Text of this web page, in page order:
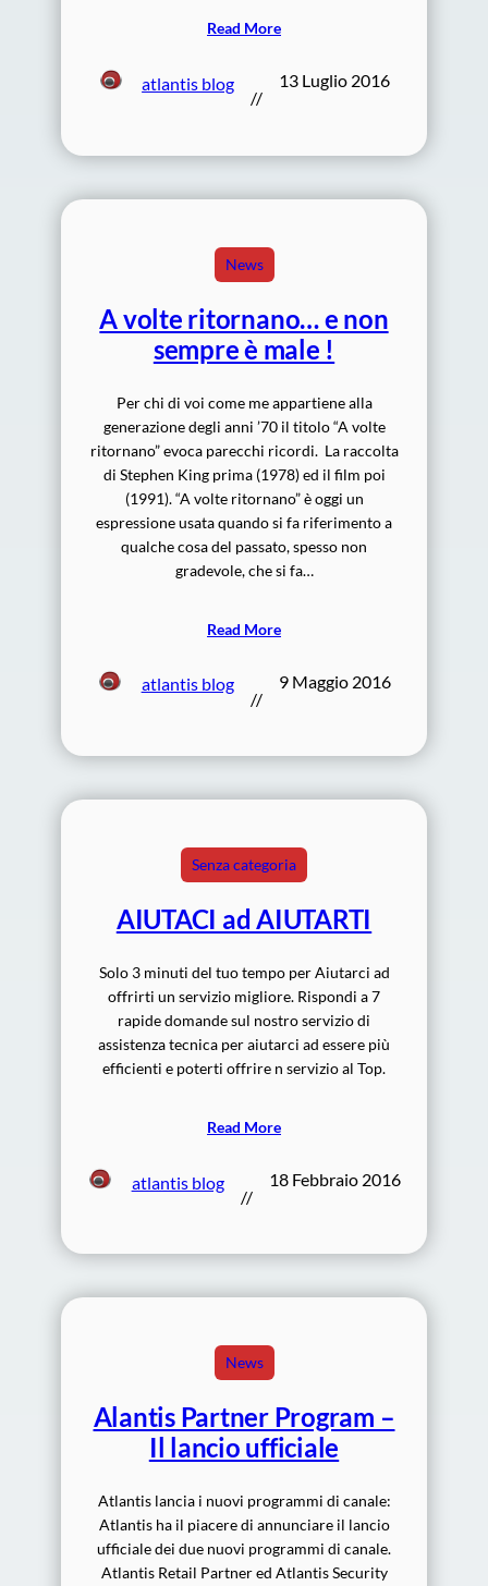
Read More
atlantis blog
//
13 Luglio 2016
News
A volte ritornano… e non
sempre è male !
Per chi di voi come me appartiene alla
generazione degli anni ’70 il titolo “A volte
ritornano” evoca parecchi ricordi. La raccolta
di Stephen King prima (1978) ed il film poi
(1991). “A volte ritornano” è oggi un
espressione usata quando si fa riferimento a
qualche cosa del passato, spesso non
gradevole, che si fa…
Read More
atlantis blog
//
9 Maggio 2016
Senza categoria
AIUTACI ad AIUTARTI
Solo 3 minuti del tuo tempo per Aiutarci ad
offrirti un servizio migliore. Rispondi a 7
rapide domande sul nostro servizio di
assistenza tecnica per aiutarci ad essere più
efficienti e poterti offrire n servizio al Top.
Read More
atlantis blog
//
18 Febbraio 2016
News
Alantis Partner Program –
Il lancio ufficiale
Atlantis lancia i nuovi programmi di canale:
Atlantis ha il piacere di annunciare il lancio
ufficiale dei due nuovi programmi di canale.
Atlantis Retail Partner ed Atlantis Security